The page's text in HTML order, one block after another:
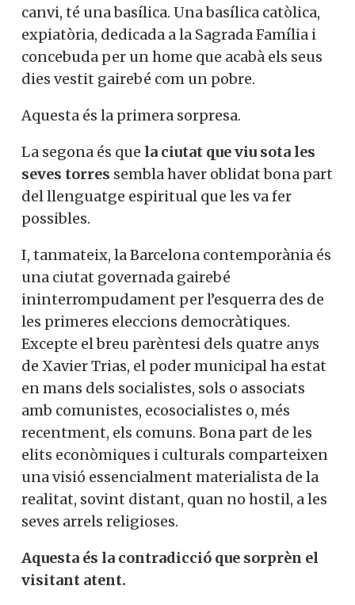
canvi, té una basílica. Una basílica catòlica,
expiatòria, dedicada a la Sagrada Família i
concebuda per un home que acabà els seus
dies vestit gairebé com un pobre.
Aquesta és la primera sorpresa.
La segona és que la ciutat que viu sota les
seves torres sembla haver oblidat bona part
del llenguatge espiritual que les va fer
possibles.
I, tanmateix, la Barcelona contemporània és
una ciutat governada gairebé
ininterrompudament per l’esquerra des de
les primeres eleccions democràtiques.
Excepte el breu parèntesi dels quatre anys
de Xavier Trias, el poder municipal ha estat
en mans dels socialistes, sols o associats
amb comunistes, ecosocialistes o, més
recentment, els comuns. Bona part de les
elits econòmiques i culturals comparteixen
una visió essencialment materialista de la
realitat, sovint distant, quan no hostil, a les
seves arrels religioses.
Aquesta és la contradicció que sorprèn el
visitant atent.